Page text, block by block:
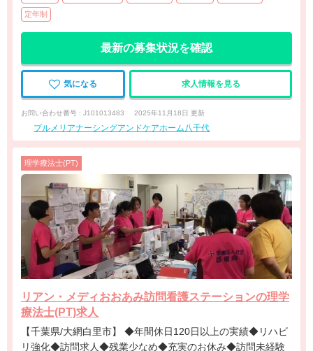
定年制
最新の募集状況を確認
気になる 求人情報を見る
お問い合わせ番号 : J101013483 2025年11月18日 更新
プルメリアナーシングアンドケアホーム八千代
理学療法士(PT)
リアン・メディおおあみ訪問看護ステーションの理学
療法士(PT)求人
【千葉県/大網白里市】 ◆年間休日120日以上の実績◆リハビ
リ強化◆訪問求人◆残業少なめ◆充実のお休み◆訪問未経験